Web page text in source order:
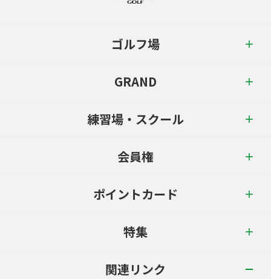
ゴルフ場
GRAND
練習場・スクール
会員権
ポイントカード
特集
関連リンク